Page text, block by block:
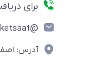
برای دریافت
@Marketsaat
آدرس: